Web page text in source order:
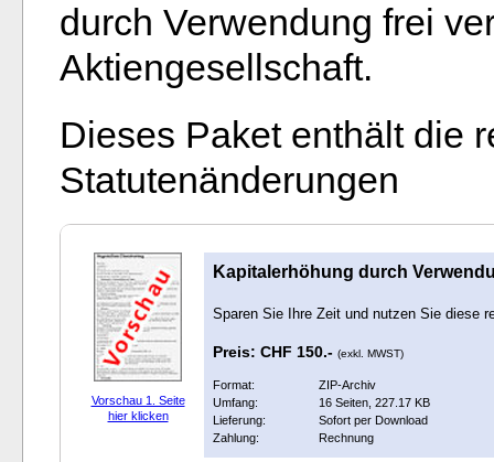
durch Verwendung frei
Aktiengesellschaft.
Dieses Paket enthält die
Statutenänderungen
Vorschau 1. Seite
hier klicken
Kapitalerhöhung durch
Sparen Sie Ihre Zeit und nutzen Sie diese
Preis: CHF 150.- (exkl. MWST)
Format:
ZIP-Archiv
Umfang:
16 Seiten, 227.17 KB
Lieferung:
Sofort per Download
Zahlung:
Rechnung